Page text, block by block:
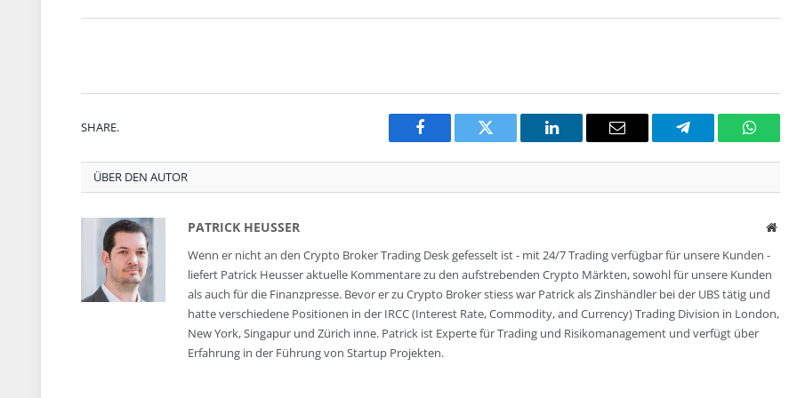
SHARE.
Facebook Twitter LinkedIn Email Telegram
ÜBER DEN AUTOR
PATRICK HEUSSER
Wenn er nicht an den Crypto Broker Trading Desk gefesselt ist - mit 24/7 Trading verfügbar für unsere Kunden -
liefert Patrick Heusser aktuelle Kommentare zu den aufstrebenden Crypto Märkten, sowohl für unsere Kunden
als auch für die Finanzpresse. Bevor er zu Crypto Broker stiess war Patrick als Zinshändler bei der UBS tätig und
hatte verschiedene Positionen in der IRCC (Interest Rate, Commodity, and Currency) Trading Division in London,
New York, Singapur und Zürich inne. Patrick ist Experte für Trading und Risikomanagement und verfügt über
Erfahrung in der Führung von Startup Projekten.